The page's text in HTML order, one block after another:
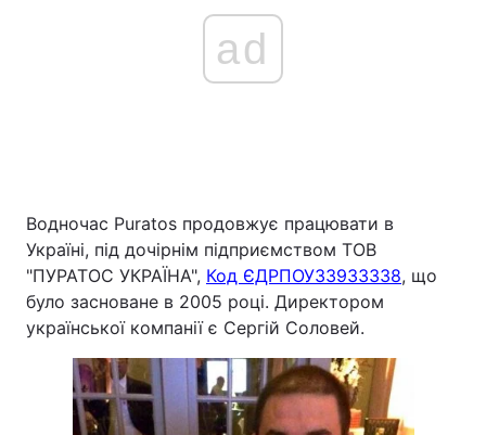
ad
Водночас Puratos продовжує працювати в
Україні, під дочірнім підприємством ТОВ
"ПУРАТОС УКРАЇНА", Код ЄДРПОУ33933338, що
було засноване в 2005 році. Директором
української компанії є Сергій Соловей.